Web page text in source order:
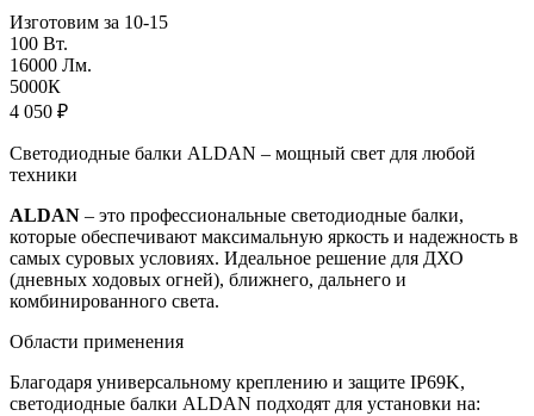
Изготовим за 10-15
100 Вт.
16000 Лм.
5000К
4 050 ₽
Светодиодные балки ALDAN – мощный свет для любой
техники
ALDAN – это профессиональные светодиодные балки,
которые обеспечивают максимальную яркость и надежность в
самых суровых условиях. Идеальное решение для ДХО
(дневных ходовых огней), ближнего, дальнего и
комбинированного света.
Области применения
Благодаря универсальному креплению и защите IP69K,
светодиодные балки ALDAN подходят для установки на: